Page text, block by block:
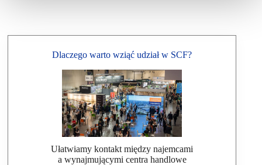
Dlaczego warto wziąć udział w SCF?
Ułatwiamy kontakt między najemcami
a wynajmującymi centra handlowe